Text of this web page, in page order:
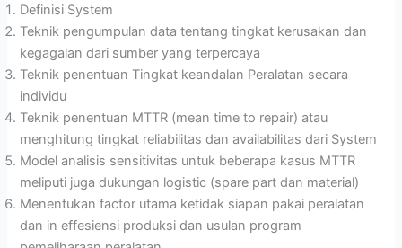
Definisi System
Teknik pengumpulan data tentang tingkat kerusakan dan
kegagalan dari sumber yang terpercaya
Teknik penentuan Tingkat keandalan Peralatan secara
individu
Teknik penentuan MTTR (mean time to repair) atau
menghitung tingkat reliabilitas dan availabilitas dari System
Model analisis sensitivitas untuk beberapa kasus MTTR
meliputi juga dukungan logistic (spare part dan material)
Menentukan factor utama ketidak siapan pakai peralatan
dan in effesiensi produksi dan usulan program